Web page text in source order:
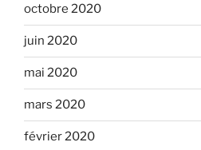
octobre 2020
juin 2020
mai 2020
mars 2020
février 2020